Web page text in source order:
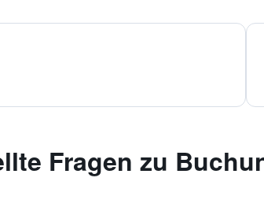
Fragen zu